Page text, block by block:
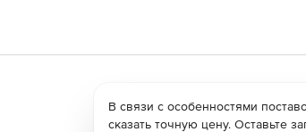
В связи с особенностями
сказать точную цену. Оставьте